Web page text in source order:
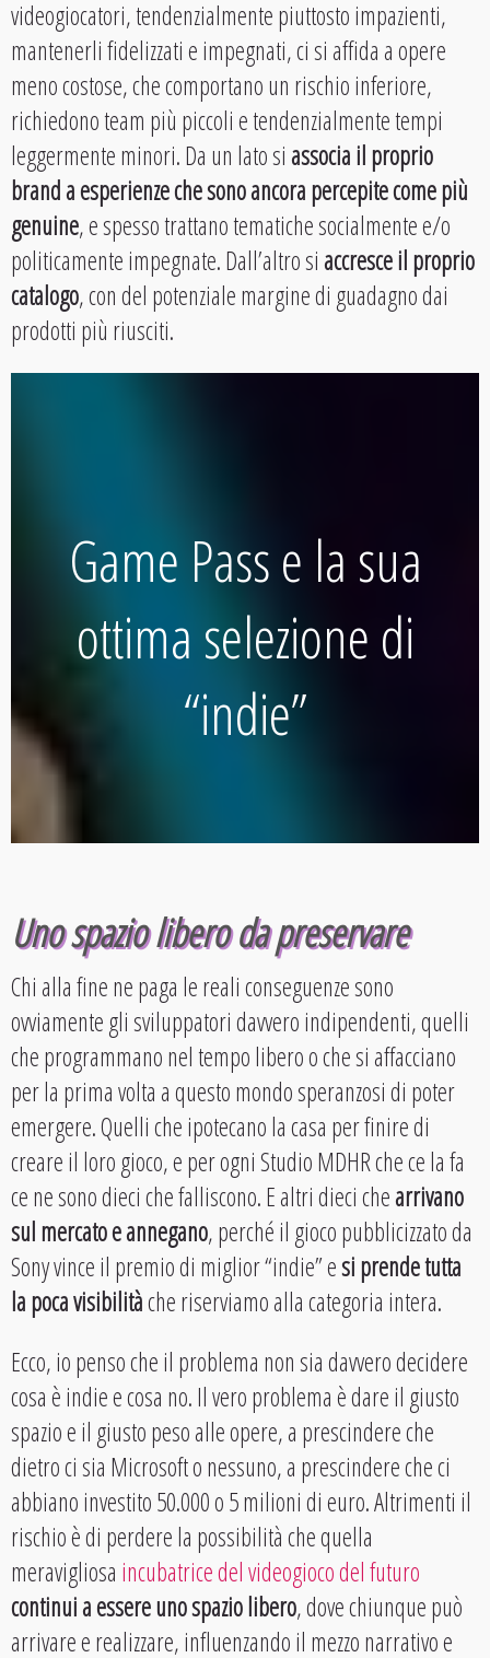
videogiocatori, tendenzialmente piuttosto impazienti,
mantenerli fidelizzati e impegnati, ci si affida a opere
meno costose, che comportano un rischio inferiore,
richiedono team più piccoli e tendenzialmente tempi
leggermente minori. Da un lato siassocia il proprio
brand a esperienze che sono ancora percepite come più
genuine, e spesso trattano tematiche socialmente e/o
politicamente impegnate. Dall’altro siaccresce il proprio
catalogo, con del potenziale margine di guadagno dai
prodotti più riusciti.
Game Pass e la sua
ottima selezione di
“indie”
Uno spazio libero da preservare
Chi alla fine ne paga le reali conseguenze sono
ovviamente gli sviluppatori davvero indipendenti, quelli
che programmano nel tempo libero o che si affacciano
per la prima volta a questo mondo speranzosi di poter
emergere. Quelli che ipotecano la casa per finire di
creare il loro gioco, e per ogni Studio MDHR che ce la fa
ce ne sono dieci che falliscono. E altri dieci chearrivano
sul mercato e annegano, perché il gioco pubblicizzato da
Sony vince il premio di miglior “indie” esi prende tutta
la poca visibilitàche riserviamo alla categoria intera.
Ecco, io penso che il problema non sia davvero decidere
cosa è indie e cosa no. Il vero problema è dare il giusto
spazio e il giusto peso alle opere, a prescindere che
dietro ci sia Microsoft o nessuno, a prescindere che ci
abbiano investito 50.000 o 5 milioni di euro. Altrimenti il
rischio è di perdere la possibilità che quella
meravigliosa incubatrice del videogioco del futuro
continui a essere uno spazio libero, dove chiunque può
arrivare e realizzare, influenzando il mezzo narrativo e